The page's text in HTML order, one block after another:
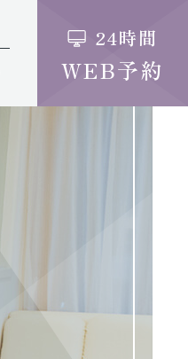
24時間
WEB予約